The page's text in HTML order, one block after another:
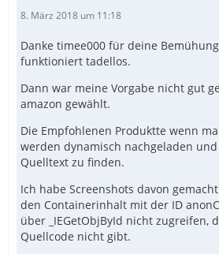
8. März 2018 um 11:18
Danke timee000 für deine
funktioniert tadellos.
Dann war meine Vorgabe nicht gut
amazon gewählt.
Die Empfohlenen Produktte wenn
werden dynamisch nachgeladen
Quelltext zu finden.
Ich habe Screenshots davon
den Containerinhalt mit der ID
über _IEGetObjById nicht zugreifen,
Quellcode nicht gibt.